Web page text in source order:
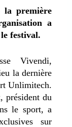
la première
a
festival.
Vivendi,
la dernière
Unlimitech.
président du
le sport, a
sur